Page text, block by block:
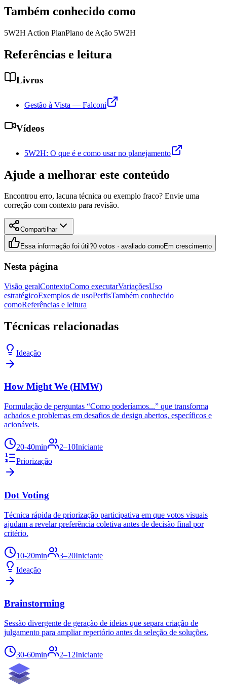
Também conhecido como
5W2H Action PlanPlano de Ação 5W2H
Referências e leitura
Livros
Gestão à Vista — Falconi
Vídeos
5W2H: O que é e como usar no planejamento
Ajude a melhorar este conteúdo
Encontrou erro, lacuna técnica ou exemplo fraco? Envie uma
correção com contexto para revisão.
Compartilhar
Essa informação foi útil?0 votos · avaliado comoEm crescimento
Nesta página
Visão geralContextoComo executarVariaçõesUso
estratégicoExemplos de usoPerfisTambém conhecido
comoReferências e leitura
Técnicas relacionadas
Ideação
How Might We (HMW)
Formulação de perguntas “Como poderíamos...” que transforma
achados e problemas em desafios de design abertos, específicos e
acionáveis.
20-40min 2–10Iniciante
Priorização
Dot Voting
Técnica rápida de priorização participativa em que votos visuais
ajudam a revelar preferência coletiva antes de decisão final por
critério.
10-20min 3–20Iniciante
Ideação
Brainstorming
Sessão divergente de geração de ideias que separa criação de
julgamento para ampliar repertório antes da seleção de soluções.
30-60min 2–12Iniciante